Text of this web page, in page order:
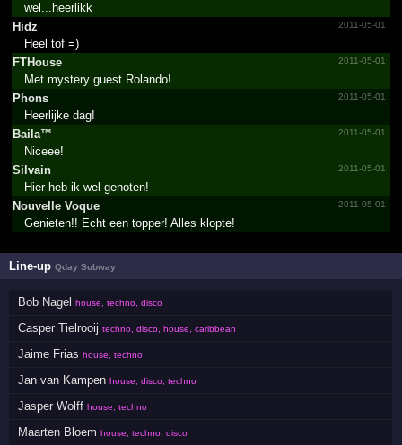
wel...heerlikk
Hidz
2011-05-01
Heel tof =)
FTHouse
2011-05-01
Met mystery guest Rolando!
Phons
2011-05-01
Heerlijke dag!
Baila™
2011-05-01
Niceee!
Silvain
2011-05-01
Hier heb ik wel genoten!
Nouvelle Voque
2011-05-01
Genieten!! Echt een topper! Alles klopte!
Line-upQday Subway
Bob Nagel house, techno, disco
Casper Tielrooij techno, disco, house, caribbean
Jaime Frias house, techno
Jan van Kampen house, disco, techno
Jasper Wolff house, techno
Maarten Bloem house, techno, disco